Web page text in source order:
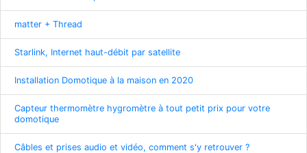
matter + Thread
Starlink, Internet haut-débit par satellite
Installation Domotique à la maison en 2020
Capteur thermomètre hygromètre à tout petit prix pour votre
domotique
Câbles et prises audio et vidéo, comment s'y retrouver ?